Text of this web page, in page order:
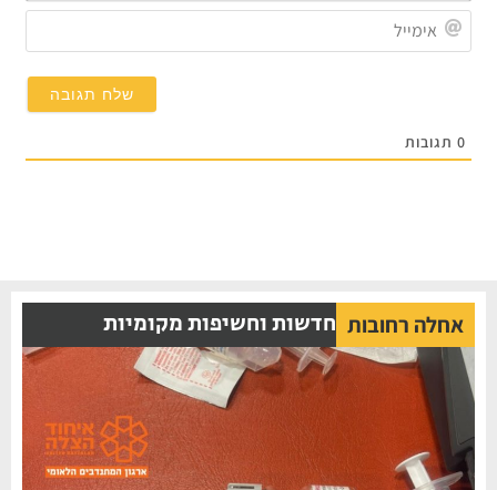
0תגובות
אחלה רחובות חדשות וחשיפות מקומיות